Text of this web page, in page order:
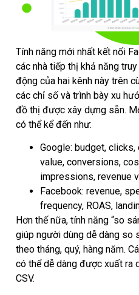
Tính năng mới nhất kết nối
các nhà tiếp thị khả năng
động của hai kênh này trên
các chỉ số và trình bày xu
đồ thị được xây dựng sẵn.
có thể kể đến như:
Google: budget,
value, conversions,
impressions, revenue
Facebook: revenue,
frequency, ROAS,
Hơn thế nữa, tính năng “so
giúp người dùng dễ dàng so
theo tháng, quý, hàng năm.
có thể dễ dàng được xuất ra
CSV.